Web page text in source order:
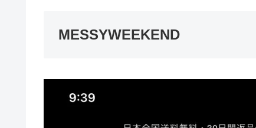
MESSYWEEKEND